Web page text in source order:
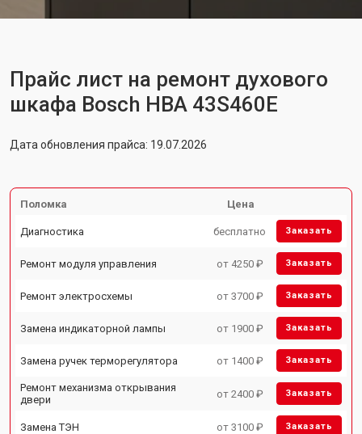
Прайс лист на ремонт духового
шкафа Bosch HBA 43S460E
Дата обновления прайса: 19.07.2026
Поломка Цена
Диагностика бесплатно Заказать
Ремонт модуля управления от 4250 ₽ Заказать
Ремонт электросхемы от 3700 ₽ Заказать
Замена индикаторной лампы от 1900 ₽ Заказать
Замена ручек терморегулятора от 1400 ₽ Заказать
Ремонт механизма открывания
двери
от 2400 ₽ Заказать
Замена ТЭН от 3100 ₽ Заказать